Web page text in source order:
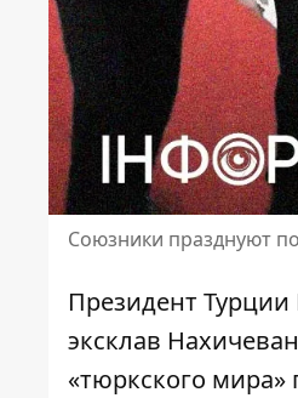
Союзники празднуют
Президент
эксклав
«тюркского мира»